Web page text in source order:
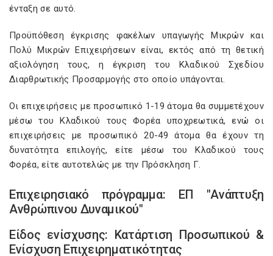
ένταξη σε αυτό.
Προϋπόθεση έγκρισης φακέλων υπαγωγής Μικρών και
Πολύ Μικρών Επιχειρήσεων είναι, εκτός από τη θετική
αξιολόγηση τους, η έγκριση του Κλαδικού Σχεδίου
Διαρθρωτικής Προσαρμογής στο οποίο υπάγονται.
Οι επιχειρήσεις με προσωπικό 1-19 άτομα θα συμμετέχουν
μέσω του Κλαδικού τους Φορέα υποχρεωτικά, ενώ οι
επιχειρήσεις με προσωπικό 20-49 άτομα θα έχουν τη
δυνατότητα επιλογής, είτε μέσω του Κλαδικού τους
Φορέα, είτε αυτοτελώς με την Πρόσκληση Γ.
Επιχειρησιακό πρόγραμμα: ΕΠ "Ανάπτυξη
Ανθρώπινου Δυναμικού"
Είδος ενίσχυσης: Κατάρτιση Προσωπικού &
Ενίσχυση Επιχειρηματικότητας